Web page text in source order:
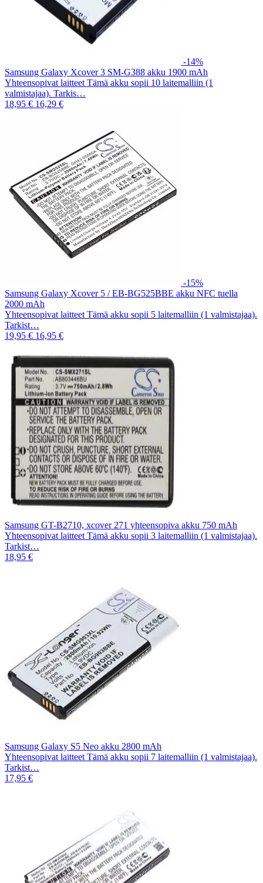
-14%
Samsung Galaxy Xcover 3 SM-G388 akku 1900 mAh
Yhteensopivat laitteet Tämä akku sopii 10 laitemalliin (1
valmistajaa). Tarkis…
18,95 € 16,29 €
-15%
Samsung Galaxy Xcover 5 / EB-BG525BBE akku NFC tuella
2000 mAh
Yhteensopivat laitteet Tämä akku sopii 5 laitemalliin (1 valmistajaa).
Tarkist…
19,95 € 16,95 €
Samsung GT-B2710, xcover 271 yhteensopiva akku 750 mAh
Yhteensopivat laitteet Tämä akku sopii 3 laitemalliin (1 valmistajaa).
Tarkist…
18,95 €
Samsung Galaxy S5 Neo akku 2800 mAh
Yhteensopivat laitteet Tämä akku sopii 7 laitemalliin (1 valmistajaa).
Tarkist…
17,95 €